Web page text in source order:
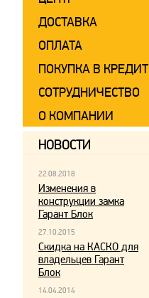
ДОСТАВКА
ОПЛАТА
ПОКУПКА В КРЕДИТ
СОТРУДНИЧЕСТВО
О КОМПАНИИ
НОВОСТИ
22.08.2018
Изменения в
конструкции замка
Гарант Блок
27.10.2015
Скидка на КАСКО для
владельцев Гарант
Блок
14.04.2014